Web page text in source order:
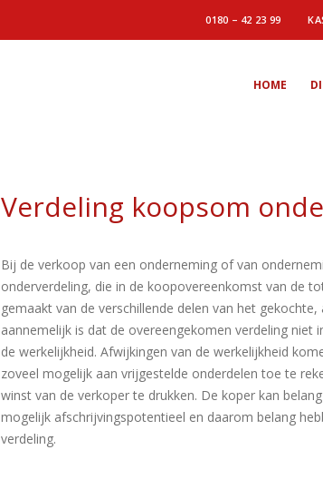
0180 – 42 23 99
HOME
Verdeling koopsom
Bij de verkoop van een onderneming of van
onderverdeling, die in de koopovereenkomst van de
gemaakt van de verschillende delen van het
aannemelijk is dat de overeengekomen verdeling niet
de werkelijkheid. Afwijkingen van de werkelijkheid
zoveel mogelijk aan vrijgestelde onderdelen toe te
winst van de verkoper te drukken. De koper kan
mogelijk afschrijvingspotentieel en daarom belang
verdeling.